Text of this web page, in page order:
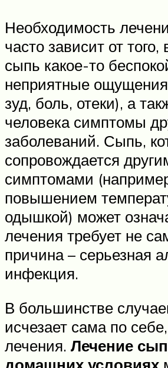
Необходимость
часто зависит от
сыпь какое-то
неприятные
зуд, боль, отеки), а
человека симптомы
заболеваний. Сыпь,
сопровождается
симптомами
повышением
одышкой) может
лечения требует не
причина – серьезная
инфекция.
В большинстве
исчезает сама по
лечения. Лечение